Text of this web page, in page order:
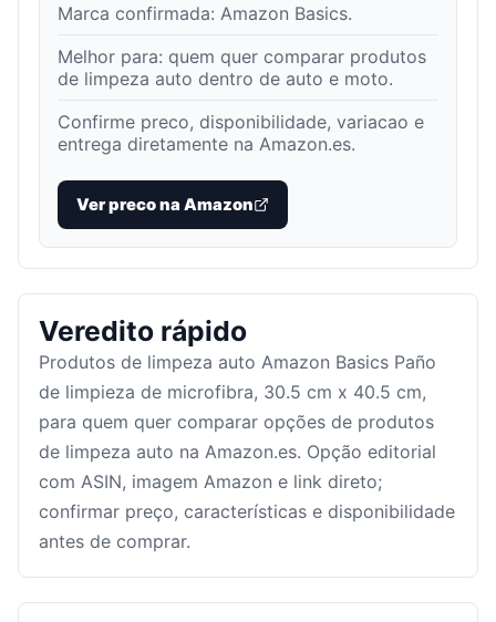
Marca confirmada: Amazon Basics.
Melhor para: quem quer comparar produtos
de limpeza auto dentro de auto e moto.
Confirme preco, disponibilidade, variacao e
entrega diretamente na Amazon.es.
Ver preco na Amazon
Veredito rápido
Produtos de limpeza auto Amazon Basics Paño
de limpieza de microfibra, 30.5 cm x 40.5 cm,
para quem quer comparar opções de produtos
de limpeza auto na Amazon.es. Opção editorial
com ASIN, imagem Amazon e link direto;
confirmar preço, características e disponibilidade
antes de comprar.